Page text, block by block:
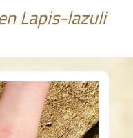
Lapis-lazuli